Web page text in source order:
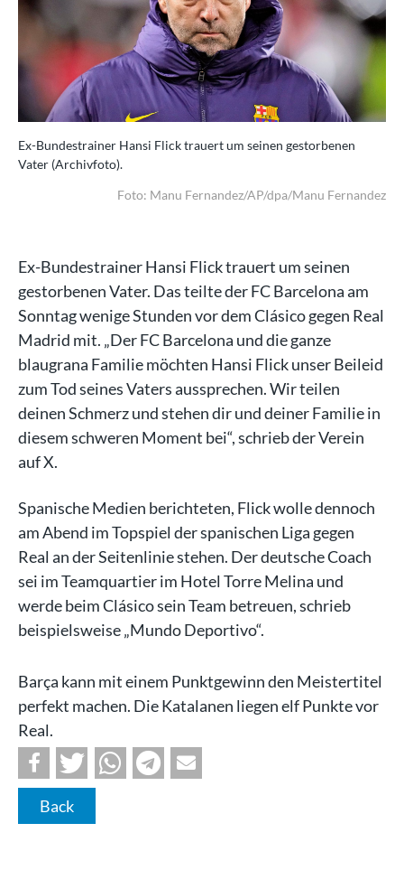
Ex-Bundestrainer Hansi Flick trauert um seinen gestorbenen
Vater (Archivfoto).
Foto: Manu Fernandez/AP/dpa/Manu Fernandez
Ex-Bundestrainer Hansi Flick trauert um seinen
gestorbenen Vater. Das teilte der FC Barcelona am
Sonntag wenige Stunden vor dem Clásico gegen Real
Madrid mit. „Der FC Barcelona und die ganze
blaugrana Familie möchten Hansi Flick unser Beileid
zum Tod seines Vaters aussprechen. Wir teilen
deinen Schmerz und stehen dir und deiner Familie in
diesem schweren Moment bei“, schrieb der Verein
auf X.
Spanische Medien berichteten, Flick wolle dennoch
am Abend im Topspiel der spanischen Liga gegen
Real an der Seitenlinie stehen. Der deutsche Coach
sei im Teamquartier im Hotel Torre Melina und
werde beim Clásico sein Team betreuen, schrieb
beispielsweise „Mundo Deportivo“.
Barça kann mit einem Punktgewinn den Meistertitel
perfekt machen. Die Katalanen liegen elf Punkte vor
Real.
Back